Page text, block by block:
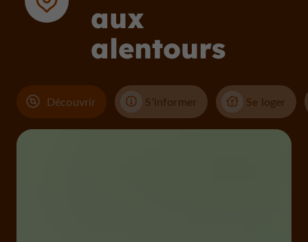
aux
alentours
Découvrir S'informer Se loger